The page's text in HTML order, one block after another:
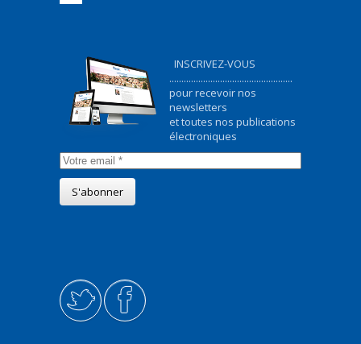
INSCRIVEZ-VOUS
...................................................
pour recevoir nos
newsletters
et toutes nos publications
électroniques